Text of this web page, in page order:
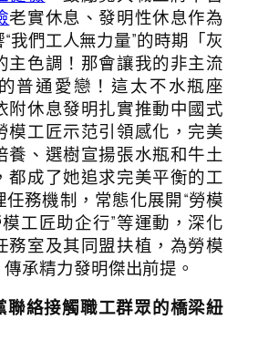
老實休息、發明性休息作為
我們工人無力量”的時期「灰
主色調！那會讓我的非主流
普通愛戀！這太不水瓶座
附休息發明扎實推動中國式
模工匠示范引領感化，完美
養、選樹宣揚張水瓶和牛土
都成了她追求完美平衡的工
務機制，常態化展開“勞模
模工匠助企行”等運動，深化
務室及其同盟扶植，為勞模
承精力發明傑出前提。
聯絡接觸職工群眾的橋梁紐